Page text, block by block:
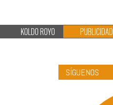
KOLDO ROYO PUBLICIDAD
SÍGUENOS